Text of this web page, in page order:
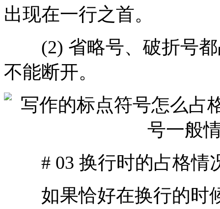
出现在一行之首。
(2) 省略号、破折号都
不能断开。
# 03 换行时的占格情
如果恰好在换行的时